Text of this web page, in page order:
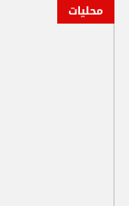
محليات